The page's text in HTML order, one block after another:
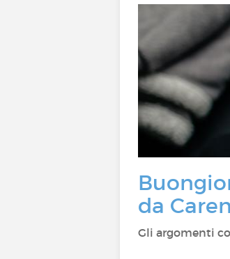
da
Gli argomenti